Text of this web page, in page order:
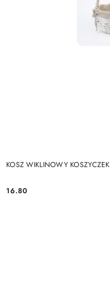
KOSZ WIKLINOWY KOSZYCZEK
Cena:
16.80